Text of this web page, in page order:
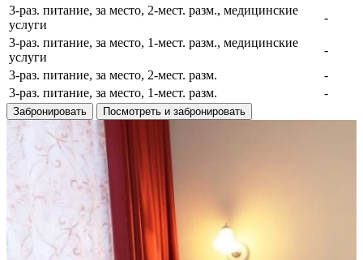
3-раз. питание, за место, 2-мест. разм., медицинские
услуги
-
3-раз. питание, за место, 1-мест. разм., медицинские
услуги
-
3-раз. питание, за место, 2-мест. разм.
-
3-раз. питание, за место, 1-мест. разм.
-
Забронировать Посмотреть и забронировать